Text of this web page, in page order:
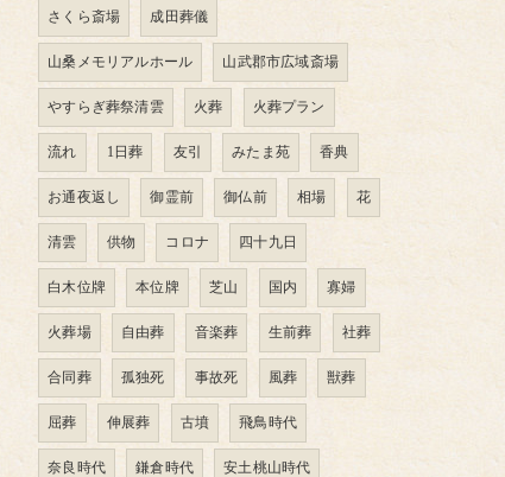
さくら斎場 成田葬儀
山桑メモリアルホール 山武郡市広域斎場
やすらぎ葬祭清雲 火葬 火葬プラン
流れ 1日葬 友引 みたま苑 香典
お通夜返し 御霊前 御仏前 相場 花
清雲 供物 コロナ 四十九日
白木位牌 本位牌 芝山 国内 寡婦
火葬場 自由葬 音楽葬 生前葬 社葬
合同葬 孤独死 事故死 風葬 獣葬
屈葬 伸展葬 古墳 飛鳥時代
奈良時代 鎌倉時代 安土桃山時代